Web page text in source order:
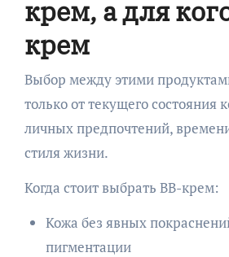
крем, а для
крем
Выбор между этими
только от текущего состояния
личных предпочтений,
стиля жизни.
Когда стоит выбрать BB-крем:
Кожа без явных
пигментации